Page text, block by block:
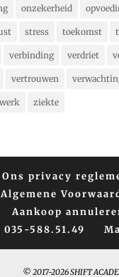
onzekerheid
stress toekomst
verbinding verdriet
vertrouwen
werk ziekte
Ons privacy
Algemene
Aankoop
035-588.51.49
© 2017-2026 SHIFT